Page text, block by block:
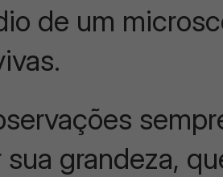
de um
sua grandeza,